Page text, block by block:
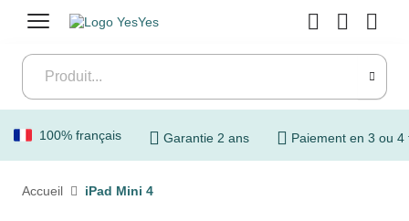
100% français Garantie 2 ans Paiement en 3 ou 4
Accueil iPad Mini 4